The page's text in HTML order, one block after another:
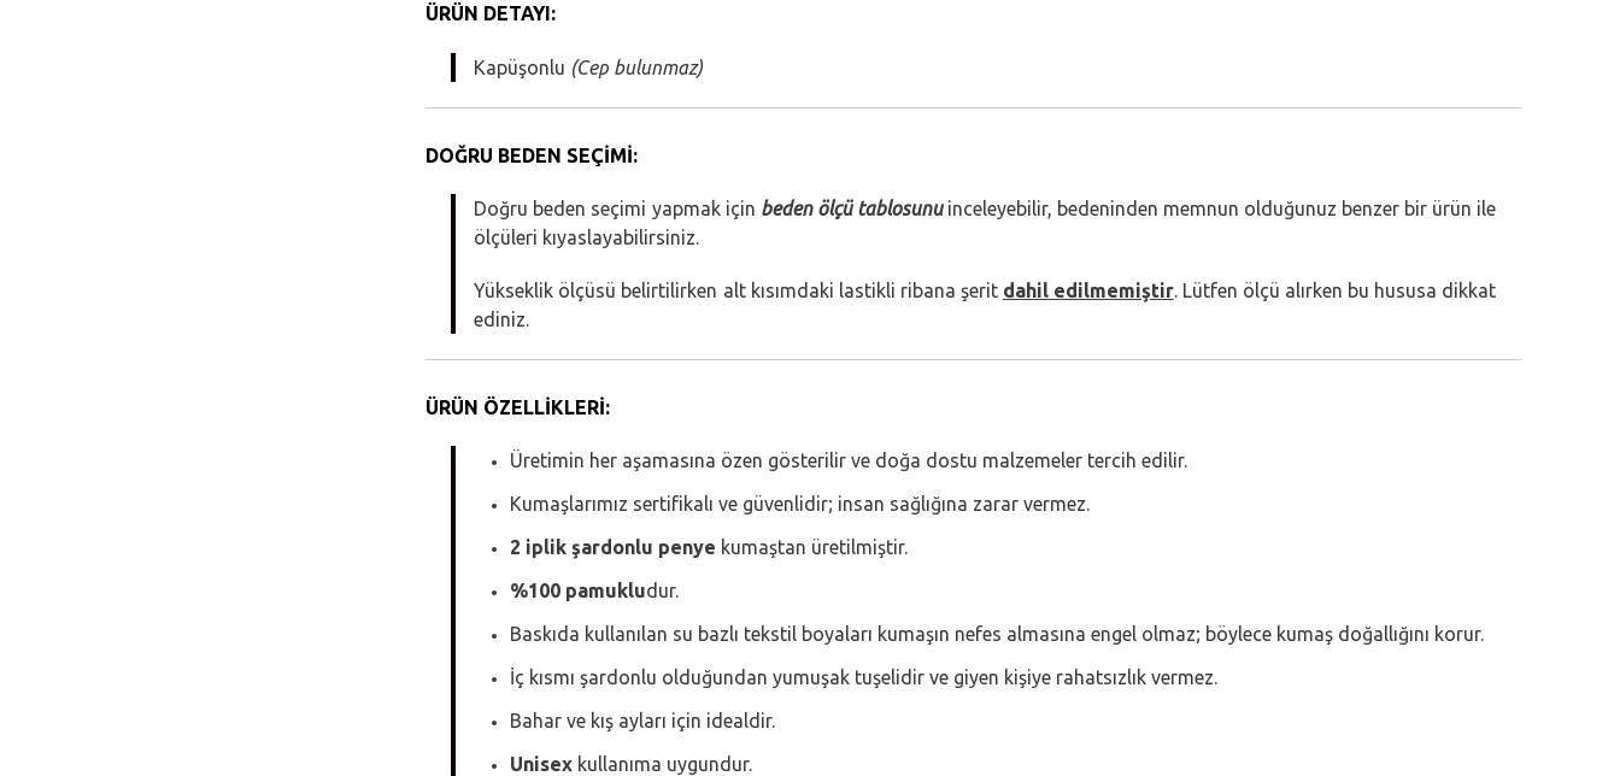
ÜRÜN DETAYI:
Kapüşonlu (Cep bulunmaz)
DOĞRU BEDEN SEÇİMİ:
Doğru beden seçimi yapmak için beden ölçü tablosunuinceleyebilir, bedeninden memnun olduğunuz benzer bir ürün ile
ölçüleri kıyaslayabilirsiniz.
Yükseklik ölçüsü belirtilirken alt kısımdaki lastikli ribana şerit dahil edilmemiştir. Lütfen ölçü alırken bu hususa dikkat
ediniz.
ÜRÜN ÖZELLİKLERİ:
Üretimin her aşamasına özen gösterilir ve doğa dostu malzemeler tercih edilir.
Kumaşlarımız sertifikalı ve güvenlidir; insan sağlığına zarar vermez.
2 iplik şardonlu penye kumaştan üretilmiştir.
%100 pamukludur.
Baskıda kullanılan su bazlı tekstil boyaları kumaşın nefes almasına engel olmaz; böylece kumaş doğallığını korur.
İç kısmı şardonlu olduğundan yumuşak tuşelidir ve giyen kişiye rahatsızlık vermez.
Bahar ve kış ayları için idealdir.
Unisex kullanıma uygundur.